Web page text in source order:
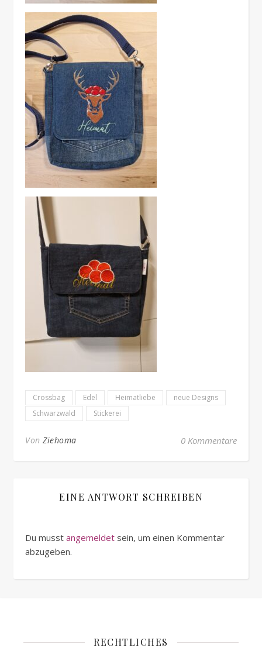
Crossbag Edel Heimatliebe
neue Designs
Schwarzwald
Stickerei
Von Ziehoma 0 Kommentare
EINE ANTWORT SCHREIBEN
Du musst angemeldet sein, um einen Kommentar
abzugeben.
RECHTLICHES